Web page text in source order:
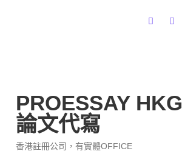
PROESSAY HKG
論文代寫
香港註冊公司，有實體OFFICE